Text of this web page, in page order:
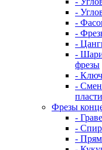
-
-
-
-
-
фрезы
-
-
Фрезы
-
-
-